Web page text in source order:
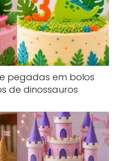
pegadas em bolos
de dinossauros